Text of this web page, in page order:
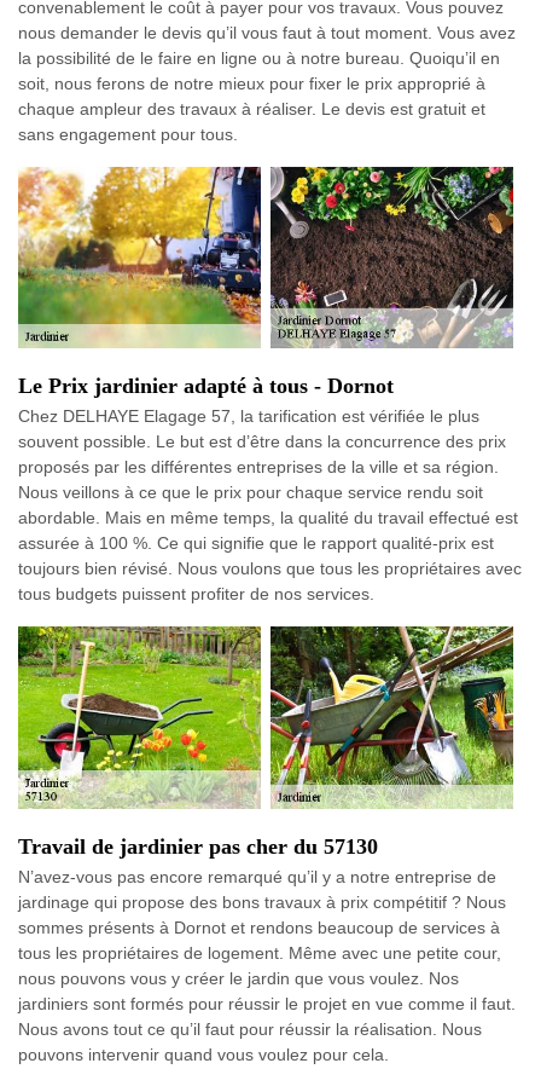
convenablement le coût à payer pour vos travaux. Vous pouvez
nous demander le devis qu’il vous faut à tout moment. Vous avez
la possibilité de le faire en ligne ou à notre bureau. Quoiqu’il en
soit, nous ferons de notre mieux pour fixer le prix approprié à
chaque ampleur des travaux à réaliser. Le devis est gratuit et
sans engagement pour tous.
Le Prix jardinier adapté à tous - Dornot
Chez DELHAYE Elagage 57, la tarification est vérifiée le plus
souvent possible. Le but est d’être dans la concurrence des prix
proposés par les différentes entreprises de la ville et sa région.
Nous veillons à ce que le prix pour chaque service rendu soit
abordable. Mais en même temps, la qualité du travail effectué est
assurée à 100 %. Ce qui signifie que le rapport qualité-prix est
toujours bien révisé. Nous voulons que tous les propriétaires avec
tous budgets puissent profiter de nos services.
Travail de jardinier pas cher du 57130
N’avez-vous pas encore remarqué qu’il y a notre entreprise de
jardinage qui propose des bons travaux à prix compétitif ? Nous
sommes présents à Dornot et rendons beaucoup de services à
tous les propriétaires de logement. Même avec une petite cour,
nous pouvons vous y créer le jardin que vous voulez. Nos
jardiniers sont formés pour réussir le projet en vue comme il faut.
Nous avons tout ce qu’il faut pour réussir la réalisation. Nous
pouvons intervenir quand vous voulez pour cela.